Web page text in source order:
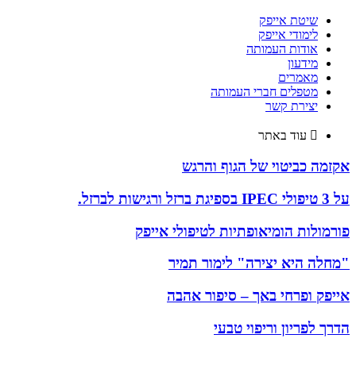
שיטת אייפק
לימודי אייפק
אודות העמותה
מידעון
מאמרים
מטפלים חברי העמותה
יצירת קשר
עוד באתר
אקזמה כביטוי של הגוף והרגש
על 3 טיפולי IPEC בספיגת ברזל ורגישות לברזל.
פורמולות הומיאופתיות לטיפולי אייפק
"מחלה היא יצירה" לימור תמיר
אייפק ופרחי באך – סיפור אהבה
הדרך לפריון וריפוי טבעי